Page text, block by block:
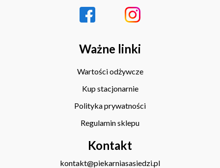
Ważne linki
Wartości odżywcze
Kup stacjonarnie
Polityka prywatności
Regulamin sklepu
Kontakt
kontakt@piekarniasasiedzi.pl